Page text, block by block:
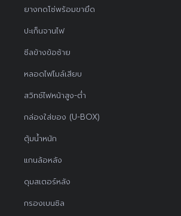
ยางกดโซ่พร้อมขายึด
ปะเก็นจานไฟ
ซีลข้างข้อซ้าย
หลอดไฟไมล์เสียบ
สวิทช์ไฟหน้าสูง-ต่ำ
กล่องใส่ของ (U-BOX)
ตุ้มน้ำหนัก
แกนล้อหลัง
ดุมสเตอร์หลัง
กรองเบนซิล